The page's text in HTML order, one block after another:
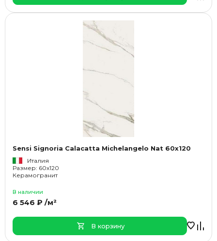
Sensi Signoria Calacatta Michelangelo Nat 60x120
Италия
Размер: 60x120
Керамогранит
В наличии
6 546 ₽ /м²
В корзину